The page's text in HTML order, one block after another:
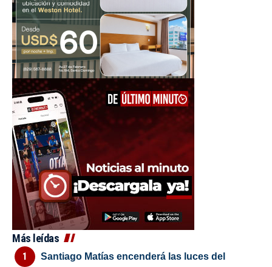
Más leídas
Santiago Matías encenderá las luces del